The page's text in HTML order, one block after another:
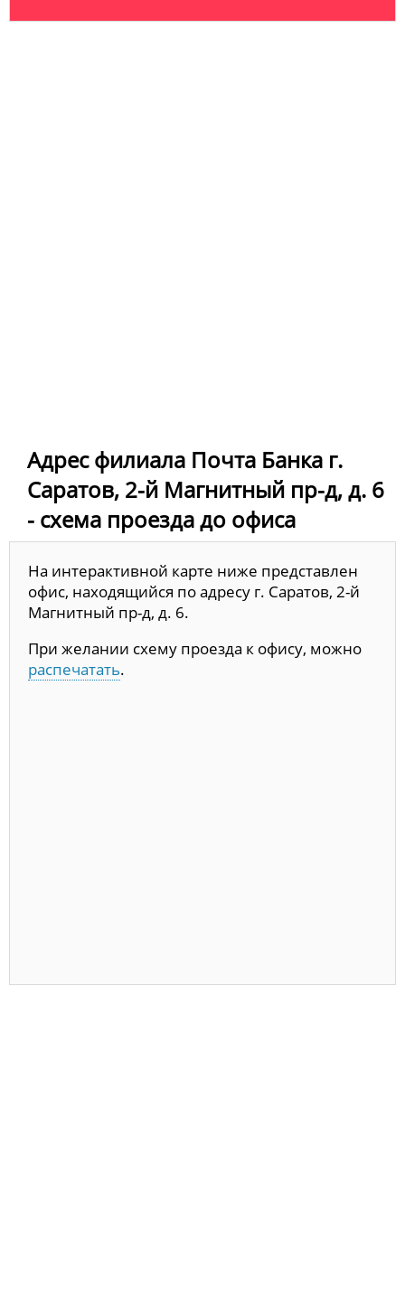
Адрес филиала Почта Банка г.
Саратов, 2-й Магнитный пр-д, д. 6
- схема проезда до офиса
На интерактивной карте ниже представлен
офис, находящийся по адресу г. Саратов, 2-й
Магнитный пр-д, д. 6.
При желании схему проезда к офису, можно
распечатать.